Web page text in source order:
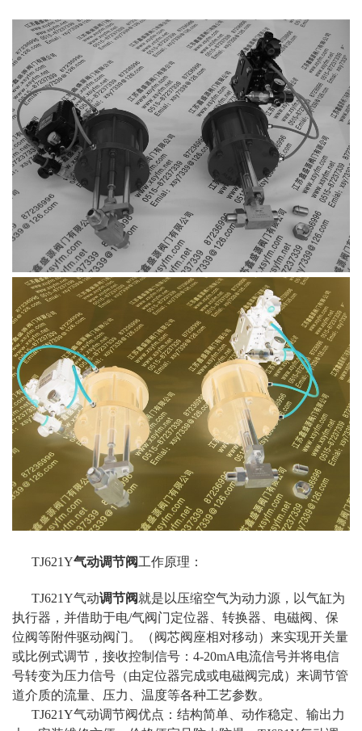
TJ621Y气动调节阀工作原理：
TJ621Y气动调节阀就是以压缩空气为动力源，以气缸为
执行器，并借助于电/气阀门定位器、转换器、电磁阀、保
位阀等附件驱动阀门。（阀芯阀座相对移动）来实现开关量
或比例式调节，接收控制信号：4-20mA电流信号并将电信
号转变为压力信号（由定位器完成或电磁阀完成）来调节管
道介质的流量、压力、温度等各种工艺参数。
TJ621Y气动调节阀优点：结构简单、动作稳定、输出力